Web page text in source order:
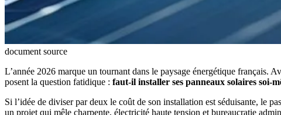
document source
L’année 2026 marque un tournant dans le paysage énergétique français.
posent la question fatidique : faut-il installer ses panneaux solaires soi-
Si l’idée de diviser par deux le coût de son installation est séduisante, le
un projet qui mêle charpente, électricité haute tension et bureaucratie